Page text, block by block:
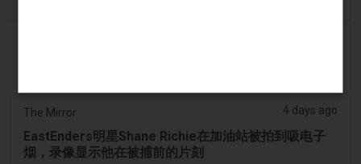
The Mirror 4 days ago
EastEnders明星Shane Richie在加油站被拍到吸电子
烟，录像显示他在被捕前的片刻